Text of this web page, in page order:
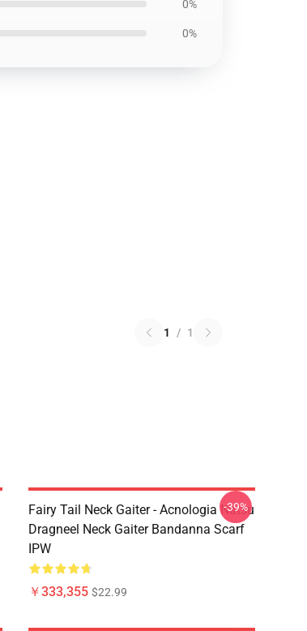
0%
0%
1 / 1
Fairy Tail Neck Gaiter - Acnologia Natsu
Dragneel Neck Gaiter Bandanna Scarf
IPW
￥333,355 $22.99
-39%